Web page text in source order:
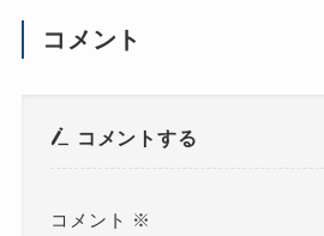
コメント
コメントする
コメント ※